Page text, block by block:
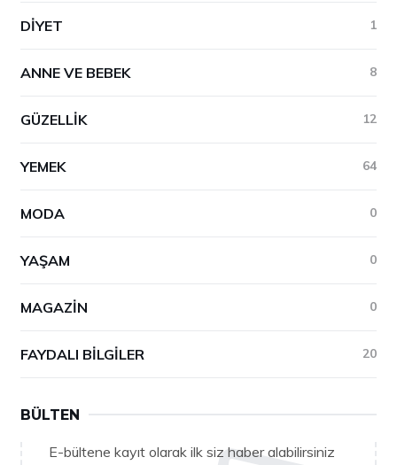
DIYET 1
ANNE VE BEBEK 8
GÜZELLIK 12
YEMEK 64
MODA 0
YAŞAM 0
MAGAZIN 0
FAYDALI BILGILER 20
BÜLTEN
E-bültene kayıt olarak ilk siz haber alabilirsiniz